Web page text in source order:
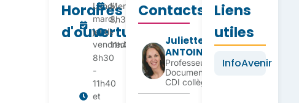
Horaires
d'ouverture
Lundi,
mardi,
jeudi,
vendredi
8h30
-
11h40
et
Mercredi
8h30
-
11h40
Contacts
Juliette
ANTOINE
Professeur
Documentaliste
CDI collège
Liens
utiles
InfoAvenir